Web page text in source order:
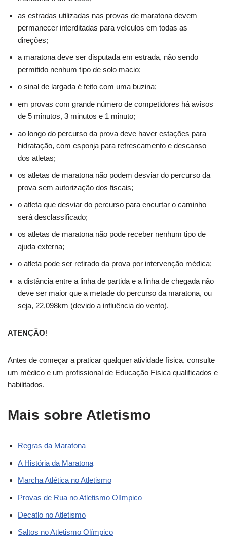
as estradas utilizadas nas provas de maratona devem
permanecer interditadas para veículos em todas as
direções;
a maratona deve ser disputada em estrada, não sendo
permitido nenhum tipo de solo macio;
o sinal de largada é feito com uma buzina;
em provas com grande número de competidores há avisos
de 5 minutos, 3 minutos e 1 minuto;
ao longo do percurso da prova deve haver estações para
hidratação, com esponja para refrescamento e descanso
dos atletas;
os atletas de maratona não podem desviar do percurso da
prova sem autorização dos fiscais;
o atleta que desviar do percurso para encurtar o caminho
será desclassificado;
os atletas de maratona não pode receber nenhum tipo de
ajuda externa;
o atleta pode ser retirado da prova por intervenção médica;
a distância entre a linha de partida e a linha de chegada não
deve ser maior que a metade do percurso da maratona, ou
seja, 22,098km (devido a influência do vento).
ATENÇÃO!
Antes de começar a praticar qualquer atividade física, consulte
um médico e um profissional de Educação Física qualificados e
habilitados.
Mais sobre Atletismo
Regras da Maratona
A História da Maratona
Marcha Atlética no Atletismo
Provas de Rua no Atletismo Olímpico
Decatlo no Atletismo
Saltos no Atletismo Olímpico